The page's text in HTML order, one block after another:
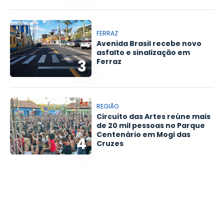
3
FERRAZ
Avenida Brasil recebe novo
asfalto e sinalização em
Ferraz
4
REGIÃO
Circuito das Artes reúne mais
de 20 mil pessoas no Parque
Centenário em Mogi das
Cruzes